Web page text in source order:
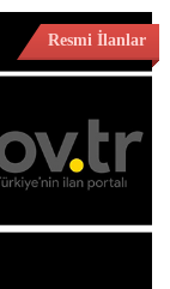
Resmi İlanlar